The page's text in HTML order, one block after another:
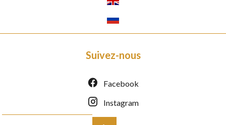
Suivez-nous
Facebook
Instagram